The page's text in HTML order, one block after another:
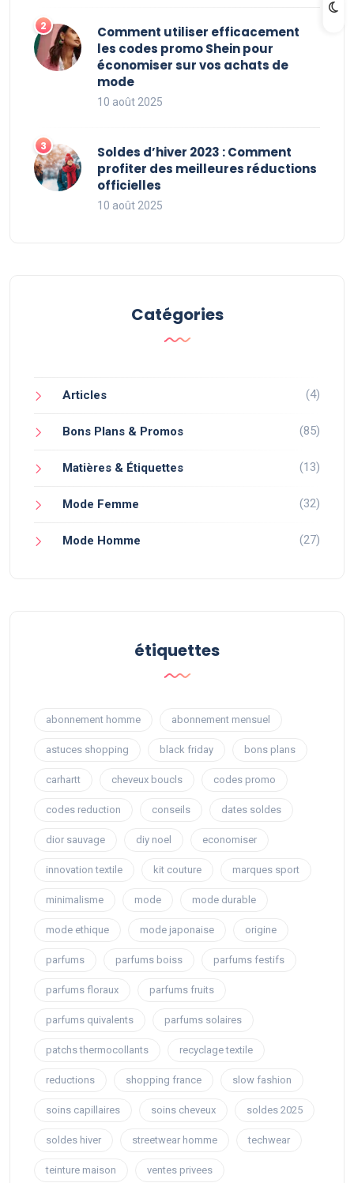
Comment utiliser efficacement
les codes promo Shein pour
économiser sur vos achats de
mode
10 août 2025
Soldes d’hiver 2023 : Comment
profiter des meilleures réductions
officielles
10 août 2025
Catégories
Articles (4)
Bons Plans & Promos (85)
Matières & Étiquettes (13)
Mode Femme (32)
Mode Homme (27)
étiquettes
abonnement homme abonnement mensuel
astuces shopping black friday bons plans
carhartt cheveux boucls codes promo
codes reduction conseils dates soldes
dior sauvage diy noel economiser
innovation textile kit couture marques sport
minimalisme mode mode durable
mode ethique mode japonaise origine
parfums parfums boiss parfums festifs
parfums floraux parfums fruits
parfums quivalents parfums solaires
patchs thermocollants recyclage textile
reductions shopping france slow fashion
soins capillaires soins cheveux soldes 2025
soldes hiver streetwear homme techwear
teinture maison ventes privees